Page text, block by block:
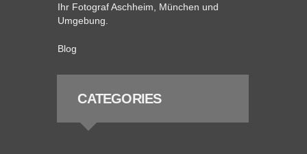
Ihr FotografAschheim , München und
Umgebung.
Blog
CATEGORIES